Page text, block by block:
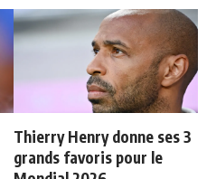
Thierry Henry donne ses 3
grands favoris pour le